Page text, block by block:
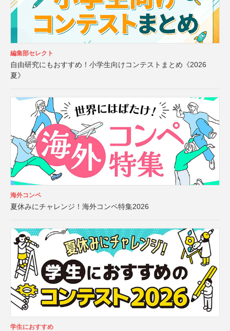
編集部セレクト
自由研究にもおすすめ！小学生向けコンテストまとめ《2026
夏》
海外コンペ
夏休みにチャレンジ！海外コンペ特集2026
学生におすすめ